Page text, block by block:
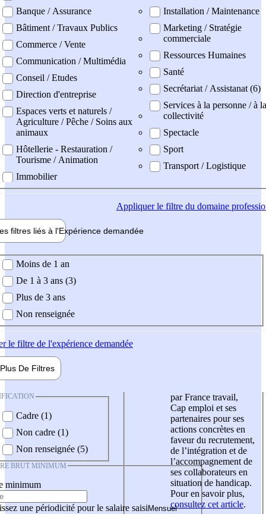
Banque / Assurance
Bâtiment / Travaux Publics
Commerce / Vente
Communication / Multimédia
Conseil / Etudes
Direction d'entreprise
Espaces verts et naturels /
Agriculture / Pêche / Soins aux
animaux
Hôtellerie - Restauration /
Tourisme / Animation
Immobilier
Installation / Maintenance
Marketing / Stratégie
commerciale
Ressources Humaines
Santé
Secrétariat / Assistanat (6)
Services à la personne / à la
collectivité
Spectacle
Sport
Transport / Logistique
Appliquerle filtre du domaine
filtres liés à l'Expérience demandée
demandée
Moins de 1 an
De 1 à 3 ans (3)
Plus de 3 ans
Non renseignée
le filtre de l'expérience demandée
Plus De Filtres
Cadre (1)
Non cadre (1)
Non renseignée (5)
BRUT MINIMUM
minimum
une périodicité pour le salaire saisi
par France travail,
Cap emploi et ses
partenaires pour ses
actions concrètes en
faveur du recrutement,
de l’intégration et de
l’accompagnement de
ses collaborateurs en
situation de handicap.
Pour en savoir plus,
consultez cet article.